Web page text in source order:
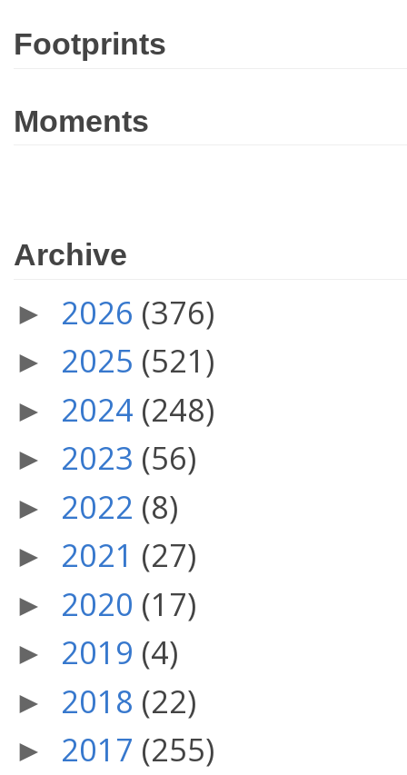
Footprints
Moments
Archive
► 2026 (376)
► 2025 (521)
► 2024 (248)
► 2023 (56)
► 2022 (8)
► 2021 (27)
► 2020 (17)
► 2019 (4)
► 2018 (22)
► 2017 (255)